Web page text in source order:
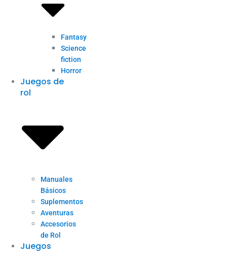
Fantasy
Science
fiction
Horror
Juegos de
rol
Manuales
Básicos
Suplementos
Aventuras
Accesorios
de Rol
Juegos